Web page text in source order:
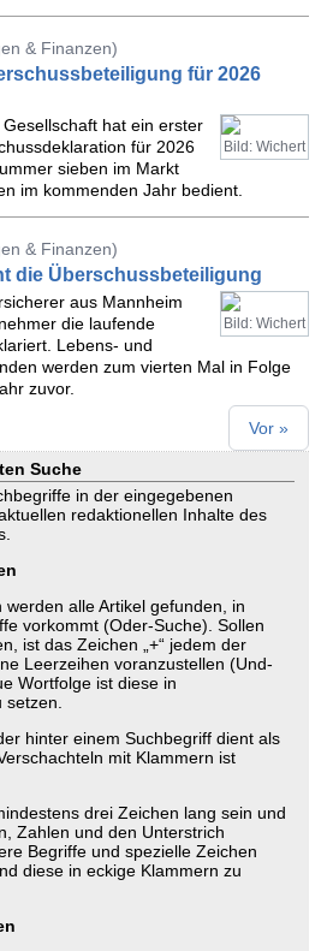
& Finanzen)
für 2026
Bild: Wichert
hat ein erster
für 2026
sieben im Markt
im kommenden Jahr bedient.
& Finanzen)
die Überschussbeteiligung
Bild: Wichert
aus Mannheim
die laufende
Lebens- und
werden zum vierten Mal in Folge
zuvor.
Vor »
Suche
in der eingegebenen
redaktionellen Inhalte des
alle Artikel gefunden, in
vorkommt (Oder-Suche). Sollen
ist das Zeichen „+“ jedem der
Leerzeihen voranzustellen (Und-
Wortfolge ist diese in
hinter einem Suchbegriff dient als
mit Klammern ist
drei Zeichen lang sein und
Zahlen und den Unterstrich
Begriffe und spezielle Zeichen
diese in eckige Klammern zu